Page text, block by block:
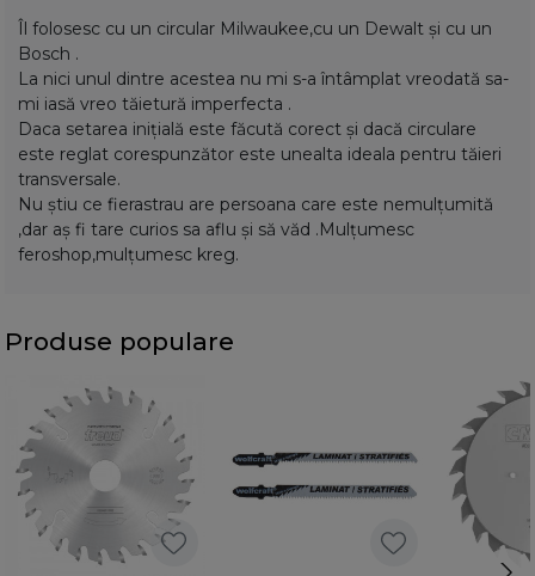
Îl folosesc cu un circular Milwaukee,cu un Dewalt și cu un
Bosch .
La nici unul dintre acestea nu mi s-a întâmplat vreodată sa-
mi iasă vreo tăietură imperfecta .
Daca setarea inițială este făcută corect și dacă circulare
este reglat corespunzător este unealta ideala pentru tăieri
transversale.
Nu știu ce fierastrau are persoana care este nemulțumită
,dar aș fi tare curios sa aflu și să văd .Mulțumesc
feroshop,mulțumesc kreg.
Produse populare